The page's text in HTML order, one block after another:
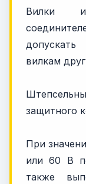
Вилки и
вилкам
защитного
При
или 60 В
также